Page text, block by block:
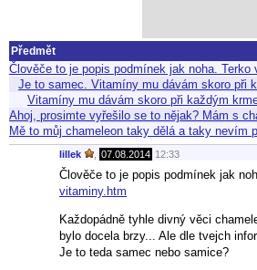
Předmět
Člověče to je popis podmínek jak noha.
Je to samec. Vitamíny mu dávám skoro při
Vitamíny mu dávám skoro při každým
Ahoj, prosimte vyřešilo se to nějak? Mám s
Mě to můj chameleon taky dělá a taky nevím
lillek 07.08.2014 12:33
Člověče to je popis podmínek jak
vitaminy.htm
Každopádně tyhle divný věci
bylo docela brzy... Ale dle tvejch
Je to teda samec nebo samice?